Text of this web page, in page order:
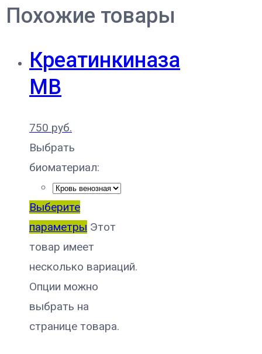
Похожие товары
Креатинкиназа
MB
750 руб.
Выбрать
биоматериал:
Выберите
параметры Этот
товар имеет
несколько вариаций.
Опции можно
выбрать на
странице товара.